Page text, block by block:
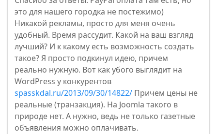
это для нашего городка не постежимо)
Никакой рекламы, просто для меня очень
удобный. Время рассудит. Какой на ваш взгляд
лучший? И к какому есть возможность создать
такое? Я просто подкинул идею, причем
реально нужную. Вот как убого выглядит на
WordPress у конкурентов
spasskdal.ru/2013/09/30/14822/ Причем цены не
реальные (транзакция). На Joomla такого в
природе нет. А нужно, ведь не только газетные
объявления можно оплачивать.